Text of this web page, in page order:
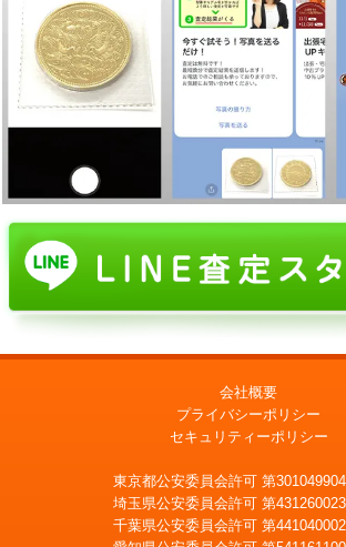
会社概要
プライバシーポリシー
セキュリティーポリシー
東京都公安委員会許可 第
埼玉県公安委員会許可 第
千葉県公安委員会許可 第